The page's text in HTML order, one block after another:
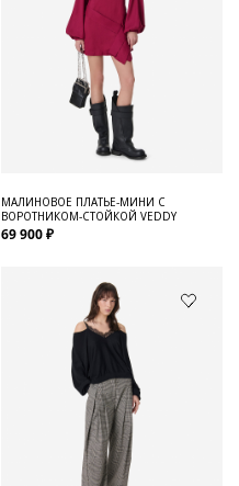
МАЛИНОВОЕ ПЛАТЬЕ-МИНИ С
ВОРОТНИКОМ-СТОЙКОЙ VEDDY
69 900 ₽